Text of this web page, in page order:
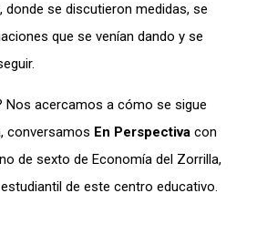
se discutieron medidas, se
que se venían dando y se
Nos acercamos a cómo se sigue
conversamos En Perspectiva con
de sexto de Economía del Zorrilla,
de este centro educativo.